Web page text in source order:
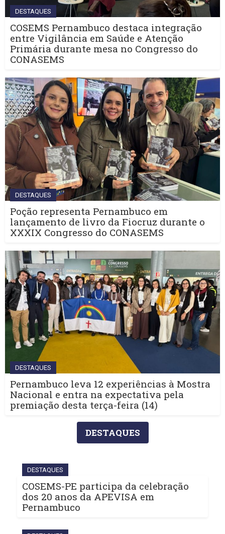
DESTAQUES
COSEMS Pernambuco destaca integração
entre Vigilância em Saúde e Atenção
Primária durante mesa no Congresso do
CONASEMS
DESTAQUES
Poção representa Pernambuco em
lançamento de livro da Fiocruz durante o
XXXIX Congresso do CONASEMS
DESTAQUES
Pernambuco leva 12 experiências à Mostra
Nacional e entra na expectativa pela
premiação desta terça-feira (14)
DESTAQUES
DESTAQUES
COSEMS-PE participa da celebração
dos 20 anos da APEVISA em
Pernambuco